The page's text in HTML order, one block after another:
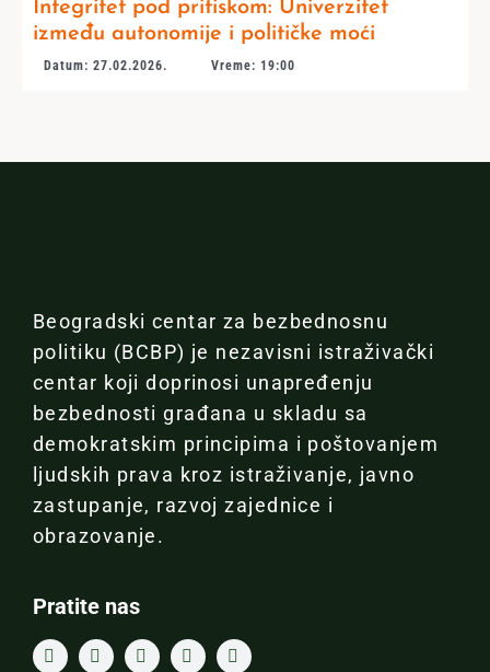
Integritet pod pritiskom: Univerzitet
između autonomije i političke moći
Datum: 27.02.2026. Vreme: 19:00
Beogradski centar za bezbednosnu
politiku (BCBP) je nezavisni istraživački
centar koji doprinosi unapređenju
bezbednosti građana u skladu sa
demokratskim principima i poštovanjem
ljudskih prava kroz istraživanje, javno
zastupanje, razvoj zajednice i
obrazovanje.
Pratite nas